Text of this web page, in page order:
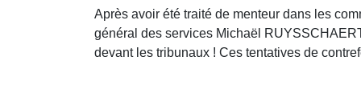
Après avoir été traité de menteur dans les
général des services Michaël
devant les tribunaux ! Ces tentatives de